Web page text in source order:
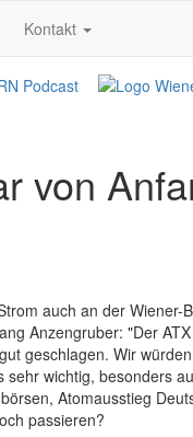
Kontakt
von
auch an der Wiener-
Anzengruber: "Der
geschlagen. Wir
sehr wichtig, besonders
Atomausstieg
passieren?